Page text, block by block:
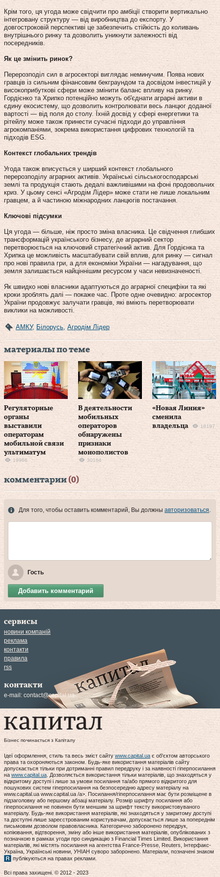
Крім того, ця угода може свідчити про амбіції створити вертикально
інтегровану структуру — від виробництва до експорту. У
довгостроковій перспективі це забезпечить стійкість до коливань
внутрішнього ринку та дозволить уникнути залежності від
посередників.
Як це змінить ринок?
Перерозподіл сил в агросекторі виглядає неминучим. Поява нових
гравців із сильним фінансовим бекграундом та досвідом інвестицій у
високоприбуткові сфери може змінити баланс впливу на ринку.
Гордієнко та Хрипко потенційно можуть об'єднати аграрні активи в
єдину екосистему, що дозволить контролювати весь ланцюг доданої
вартості — від поля до столу. Їхній досвід у сфері енергетики та
рітейлу може також принести сучасні підходи до управління
агрокомпаніями, зокрема використання цифрових технологій та
підходів ESG.
Контекст глобальних трендів
Угода також вписується у ширший контекст глобального
перерозподілу аграрних активів. Українські сільськогосподарські
землі та продукція стають дедалі важливішими на фоні продовольчих
криз. У цьому сенсі «Агродім Лідер» може стати не лише локальним
гравцем, а й частиною міжнародних ланцюгів постачання.
Ключові підсумки
Ця угода — більше, ніж просто зміна власника. Це свідчення глибших
трансформацій українського бізнесу, де аграрний сектор
перетворюється на ключовий стратегічний актив. Для Гордієнка та
Хрипка це можливість масштабувати свій вплив, для ринку — сигнал
про нові правила гри, а для економіки України — нагадування, що
земля залишається найціннішим ресурсом у часи невизначеності.
Як швидко нові власники адаптуються до аграрної специфіки та які
кроки зроблять далі — покаже час. Проте одне очевидно: агросектор
України продовжує залучати гравців, які вміють перетворювати
виклики на можливості.
АМКУ, Білорусь Агродім Лідер
материалы по теме
Регуляторные
органы
выставили
операторам
мобильной связи
ультиматум
19966
В деятельности
мобильных
операторов
обнаружены
признаки
монополистов
30164
«Новая Линия»
сменила
владельца
18197
комментарии (0)
Для того, чтобы оставить комментарий, Вы должны авторизоваться.
Гость
Добавить комментарий
сервисы
новини компаній
реклама
контакти
правила
rss
контакти
e-mail: contact@capital.ua
Бізнес починається з Капіталу
Ідеї оформлення, стиль та весь зміст сайту www.capital.ua є об'єктом авторського
права та охороняються законом. Будь-яке використання матеріалів сайту
допускається тільки при дотриманні правил передруку і за наявності гіперпосилання
на www.capital.ua. Дозволяється використання тільки матеріалів, що знаходяться у
відкритому доступі і лише за умови посилання та/або прямого відкритого для
пошукових систем гіперпосилання на безпосередню адресу матеріалу на
www.capital.ua www.capital.ua /a>. Посилання/гіперпосилання має бути розміщене в
підзаголовку або першому абзаці матеріалу. Розмір шрифту посилання або
гіперпосилання не повинен бути меншим за шрифт тексту використовуваного
матеріалу. Будь-яке використання матеріалів, які знаходяться у закритому доступі
та доступні лише зареєстрованим користувачам, допускається лише за попереднім
письмовим дозволом правовласника. Категорично заборонено передрук,
копіювання, відтворення, зміну або інше використання матеріалів, опублікованих з
позначкою в рамках угоди про синдикацію з Financial Times Limited. Використання
матеріалів, які містять посилання на агентства France-Presse, Reuters, Інтерфакс-
Україна, Українські новини, УНІАН суворо заборонено. Матеріали, позначені знаком
публікуються на правах реклами.
Всі права захищені. © 2012 - 2023